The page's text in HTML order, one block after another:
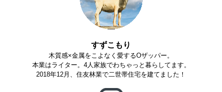
すずこもり
木質感×金属をこよなく愛するOザッパー。
本業はライター。4人家族でわちゃっと暮らしてます。
2018年12月、住友林業で二世帯住宅を建てました！